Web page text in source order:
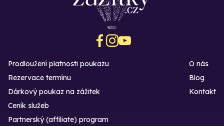
Prodloužení platnosti poukazu
Rezervace termínu
Dárkový poukaz na zážitek
O nás
Blog
Kontakt
Ceník služeb
Partnerský (affiliate) program